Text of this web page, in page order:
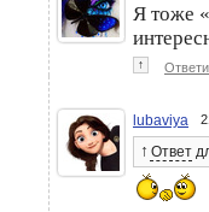
Я тоже
↑
lubaviya
↑ Ответ